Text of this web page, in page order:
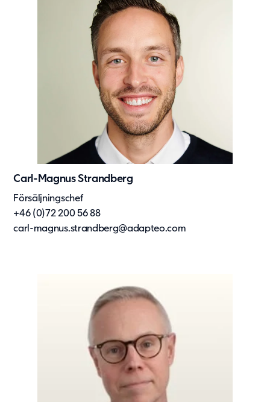
Carl-Magnus Strandberg
Försäljningschef
+46 (0)72 200 56 88
carl-magnus.strandberg@adapteo.com